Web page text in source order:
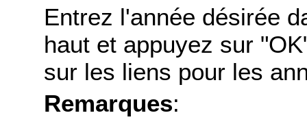
Entrez l'année désirée
haut et appuyez sur
sur les liens pour les
Remarques: